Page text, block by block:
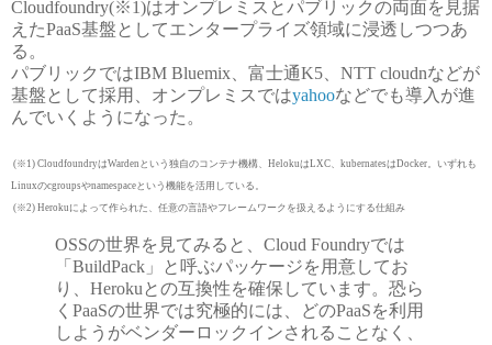
Cloudfoundry(※1)はオンプレミスとパブリックの両面を見据
えたPaaS基盤としてエンタープライズ領域に浸透しつつあ
る。
パブリックではIBM Bluemix、富士通K5、NTT cloudnなどが
基盤として採用、オンプレミスではyahooなどでも導入が進
んでいくようになった。
(※1) CloudfoundryはWardenという独自のコンテナ機構、HelokuはLXC、kubernatesはDocker。いずれも
Linuxのcgroupsやnamespaceという機能を活用している。
(※2) Herokuによって作られた、任意の言語やフレームワークを扱えるようにする仕組み
OSSの世界を見てみると、Cloud Foundryでは
「BuildPack」と呼ぶパッケージを用意してお
り、Herokuとの互換性を確保しています。恐ら
くPaaSの世界では究極的には、どのPaaSを利用
しようがベンダーロックインされることなく、